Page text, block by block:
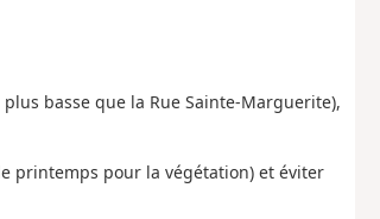
basse que la Rue Sainte-Marguerite),
printemps pour la végétation) et éviter